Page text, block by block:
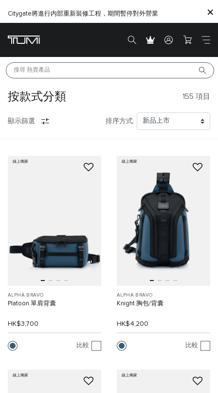
Citygate將進行内部重新裝修工程，期間暫停對外營業
搜尋 熱賣產品
按款式分類 155 項目
顯示篩選 排序方式:
線上獨家
ALPHA BRAVO
Platoon 單肩背囊
HK$3,700
比較
線上獨家
ALPHA BRAVO
Knight 胸包/背囊
HK$4,200
比較
線上獨家 線上獨家